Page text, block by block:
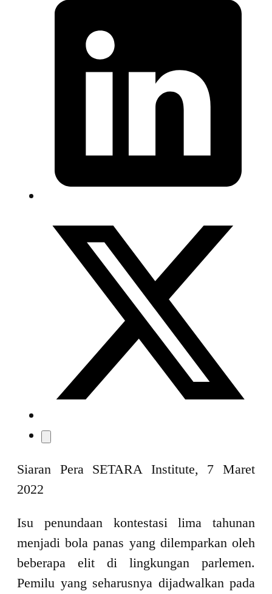
Siaran Pera SETARA Institute, 7 Maret
2022
Isu penundaan kontestasi lima tahunan
menjadi bola panas yang dilemparkan oleh
beberapa elit di lingkungan parlemen.
Pemilu yang seharusnya dijadwalkan pada